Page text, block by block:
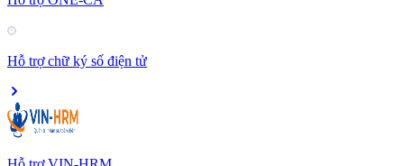
Hỗ trợ chữ ký số điện tử